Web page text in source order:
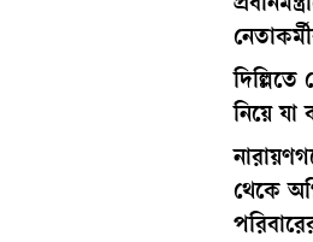
দিল্লিতে
নিয়ে
থেকে